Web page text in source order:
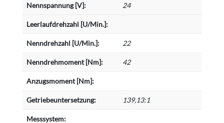
Nennspannung [V]: 24
Leerlaufdrehzahl [U/Min.]:
Nenndrehzahl [U/Min.]: 22
Nenndrehmoment [Nm]: 42
Anzugsmoment [Nm]:
Getriebeuntersetzung: 139,13:1
Messsystem: